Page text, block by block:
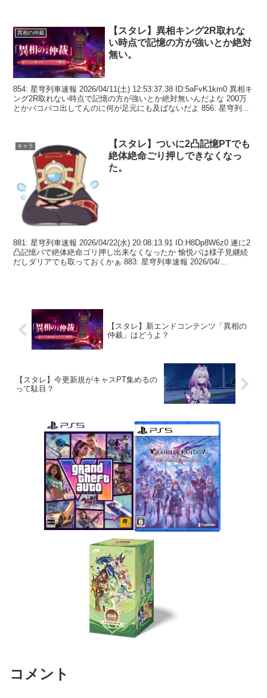
異相の仲裁
【スタレ】異相キング2R取れな
い時点で記憶の方が強いとか絶対
無い。
854: 星穹列車速報 2026/04/11(土) 12:53:37.38 ID:5aFvK1km0 異相キ
ング2R取れない時点で記憶の方が強いとか絶対無いんだよな 200万
とかバコバコ出してんのに何が足元にも及ばないだよ 856: 星穹列...
キャラ
【スタレ】ついに2凸記憶PTでも
絶体絶命ごり押しできなくなっ
た。
881: 星穹列車速報 2026/04/22(水) 20:08:13.91 ID:H8Dp8W6z0 遂に2
凸記憶パで絶体絶命ゴリ押し出来なくなったか 愉悦パは様子見継続
だしダリアでも取っておくかぁ 883: 星穹列車速報 2026/04/...
【スタレ】新エンドコンテンツ「異相の
仲裁」はどうよ？
【スタレ】今更新規がキャスPT集めるの
って駄目？
コメント